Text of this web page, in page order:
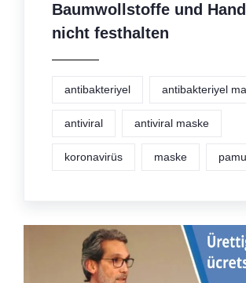
Baumwollstoffe und
nicht festhalten
antibakteriyel antibakteriyel
antiviral antiviral maske
koronavirüs maske